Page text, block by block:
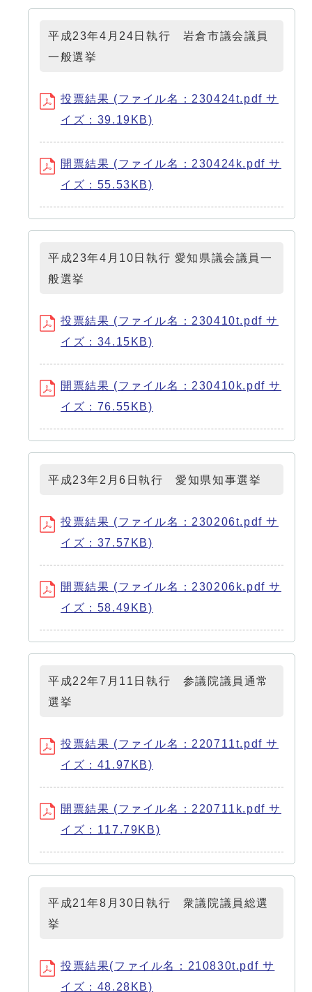
平成23年4月24日執行 岩倉市議会議員
一般選挙
投票結果 (ファイル名：230424t.pdf サ
イズ：39.19KB)
開票結果 (ファイル名：230424k.pdf サ
イズ：55.53KB)
平成23年4月10日執行 愛知県議会議員一
般選挙
投票結果 (ファイル名：230410t.pdf サ
イズ：34.15KB)
開票結果 (ファイル名：230410k.pdf サ
イズ：76.55KB)
平成23年2月6日執行 愛知県知事選挙
投票結果 (ファイル名：230206t.pdf サ
イズ：37.57KB)
開票結果 (ファイル名：230206k.pdf サ
イズ：58.49KB)
平成22年7月11日執行 参議院議員通常
選挙
投票結果 (ファイル名：220711t.pdf サ
イズ：41.97KB)
開票結果 (ファイル名：220711k.pdf サ
イズ：117.79KB)
平成21年8月30日執行 衆議院議員総選
挙
投票結果(ファイル名：210830t.pdf サ
イズ：48.28KB)